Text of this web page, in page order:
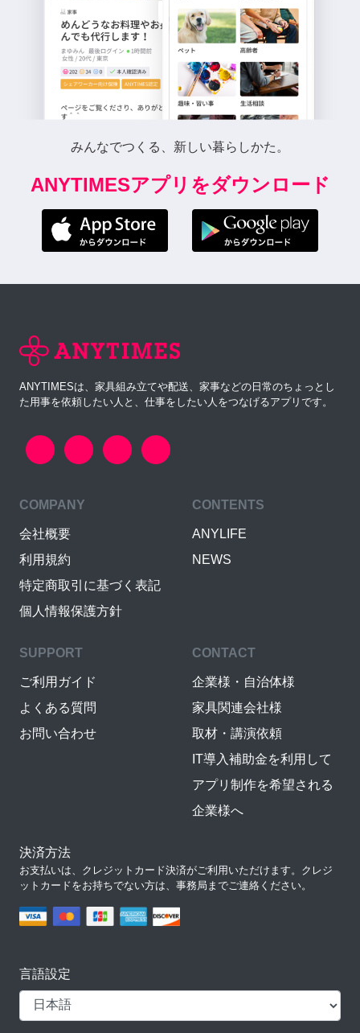
みんなでつくる、新しい暮らしかた。
ANYTIMESアプリをダウンロード
ANYTIMESは、家具組み立てや配送、家事などの日常のちょっとし
た用事を依頼したい人と、仕事をしたい人をつなげるアプリです。
COMPANY
会社概要
利用規約
特定商取引に基づく表記
個人情報保護方針
CONTENTS
ANYLIFE
NEWS
SUPPORT
ご利用ガイド
よくある質問
お問い合わせ
CONTACT
企業様・自治体様
家具関連会社様
取材・講演依頼
IT導入補助金を利用して
アプリ制作を希望される
企業様へ
決済方法
お支払いは、クレジットカード決済がご利用いただけます。クレジ
ットカードをお持ちでない方は、事務局までご連絡ください。
言語設定